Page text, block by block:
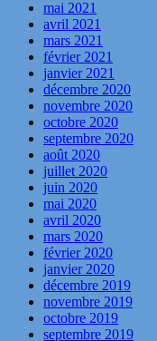
mai 2021
avril 2021
mars 2021
février 2021
janvier 2021
décembre 2020
novembre 2020
octobre 2020
septembre 2020
août 2020
juillet 2020
juin 2020
mai 2020
avril 2020
mars 2020
février 2020
janvier 2020
décembre 2019
novembre 2019
octobre 2019
septembre 2019